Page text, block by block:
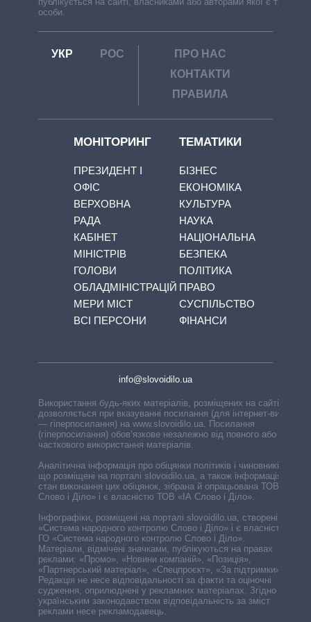
особи.
УКР РОС
ПРО НАС
КОНТАКТИ
ПРАВИЛА
МОНІТОРИНГ
ПРЕЗИДЕНТ І
ОФІС
ВЕРХОВНА
РАДА
КАБІНЕТ
МІНІСТРІВ
ГОЛОВИ
ОБЛАДМІНІСТРАЦІЙ
МЕРИ МІСТ
ВСІ ПЕРСОНИ
ТЕМАТИКИ
БІЗНЕС
ЕКОНОМІКА
КУЛЬТУРА
НАУКА
НАЦІОНАЛЬНА
БЕЗПЕКА
ПОЛІТИКА
ПРАВО
СУСПІЛЬСТВО
ФІНАНСИ
info@slovoidilo.ua
Використання будь-яких матеріалів, розміщених на сайті,
дозволяється при вказуванні посилання (для інтернет-видань
— гіперпосилання) на www.slovoidilo.ua. Посилання
(гіперпосилання) обов’язкове незалежно від повного або
часткового використання матеріалів.
Аналітична інформація про обіцянки політиків і чиновників,
що розміщені на порталі slovoidilo.ua, а також інформація про
стан виконання цих обіцянок, зібрана й опрацьована ТОВ «ІА
Слово і Діло» і є власністю ТОВ «ІА Слово і Діло».
Інфографіки, розміщені на порталі slovoidilo.ua, створені ГО
«Система народного контролю Слово і Діло» і є власністю
ГО «Система народного контролю Слово і Діло».
Матеріали, відмічені значками, публікуються на правах
реклами: «Промо», «Новини компаній», «Позиція»,
«Партнерський матеріал», «Спецпроєкт», «За підтримки».
Редакція не несе відповідальності за факти та оціночні
судження, оприлюднені у рекламних матеріалах. Згідно з
українським законодавством відповідальність за зміст
реклами несе рекламодавець.